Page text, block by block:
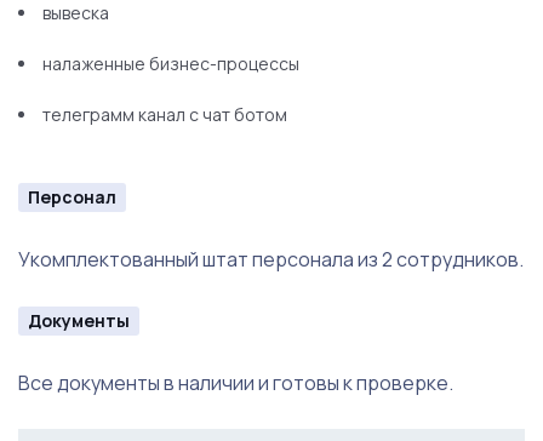
вывеска
налаженные бизнес-процессы
телеграмм канал с чат ботом
Персонал
Укомплектованный штат персонала из 2 сотрудников.
Документы
Все документы в наличии и готовы к проверке.